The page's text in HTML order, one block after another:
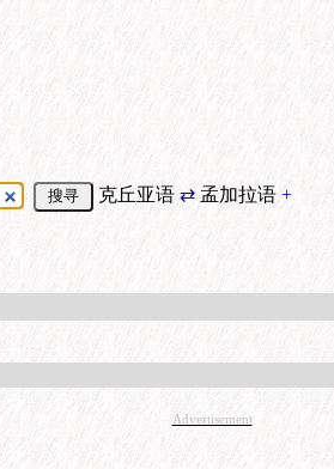
克丘亚语 ⇄ 孟加拉语 +
Advertisement